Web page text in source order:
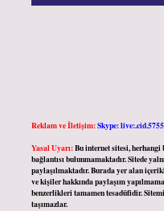
Reklam ve İletişim:Skype:
Yasal Uyarı:Bu internet sitesi,
bağlantısı bulunmamaktadır. Sitede
paylaşılmaktadır. Burada yer alan
ve kişiler hakkında paylaşım
benzerlikleri tamamen tesadüfidir.
taşımazlar.